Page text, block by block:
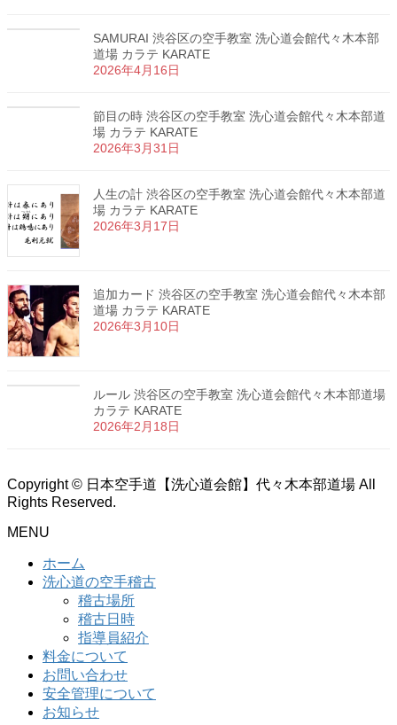
SAMURAI 渋谷区の空手教室 洗心道会館代々木本部
道場 カラテ KARATE
2026年4月16日
節目の時 渋谷区の空手教室 洗心道会館代々木本部道
場 カラテ KARATE
2026年3月31日
人生の計 渋谷区の空手教室 洗心道会館代々木本部道
場 カラテ KARATE
2026年3月17日
追加カード 渋谷区の空手教室 洗心道会館代々木本部
道場 カラテ KARATE
2026年3月10日
ルール 渋谷区の空手教室 洗心道会館代々木本部道場
カラテ KARATE
2026年2月18日
Copyright © 日本空手道【洗心道会館】代々木本部道場 All
Rights Reserved.
MENU
ホーム
洗心道の空手稽古
稽古場所
稽古日時
指導員紹介
料金について
お問い合わせ
安全管理について
お知らせ